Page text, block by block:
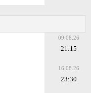
09.08.26
21:15
16.08.26
23:30